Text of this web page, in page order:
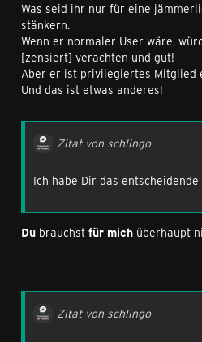
Was seid ihr nur für eine
stänkern.
Wenn er normaler User wäre,
[zensiert] verachten und gut!
Aber er ist privilegiertes Mitglied
Und das ist etwas anderes!
Zitat von schlingo
Ich habe Dir das
Du brauchst für mich überhaupt
Zitat von schlingo